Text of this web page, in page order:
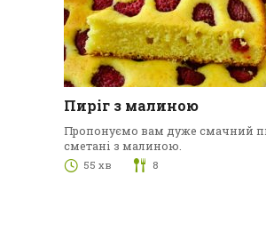
Пиріг з малиною
Пропонуємо вам дуже смачний
сметані з малиною.
55 хв 8